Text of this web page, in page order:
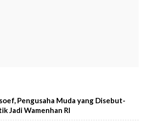
Pengusaha Muda yang Disebut-
Jadi Wamenhan RI